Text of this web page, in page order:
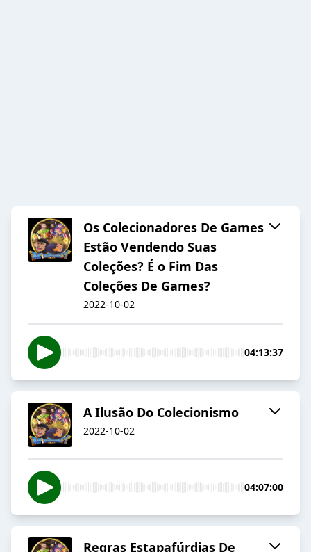
Os Colecionadores De Games
Estão Vendendo Suas
Coleções? É o Fim Das
Coleções De Games?
2022-10-02
04:13:37
A Ilusão Do Colecionismo
2022-10-02
04:07:00
Regras Estapafúrdias De